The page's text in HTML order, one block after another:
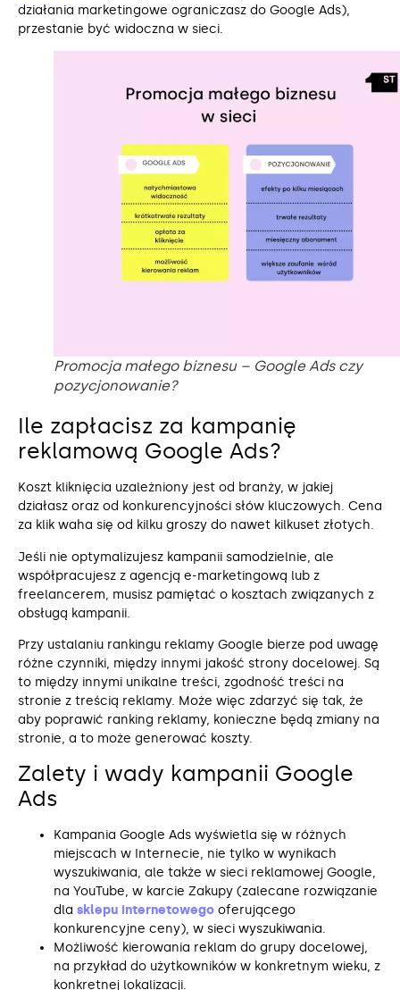
działania marketingowe ograniczasz do Google Ads),
przestanie być widoczna w sieci.
Promocja małego biznesu – Google Ads czy
pozycjonowanie?
Ile zapłacisz za kampanię
reklamową Google Ads?
Koszt kliknięcia uzależniony jest od branży, w jakiej
działasz oraz od konkurencyjności słów kluczowych. Cena
za klik waha się od kilku groszy do nawet kilkuset złotych.
Jeśli nie optymalizujesz kampanii samodzielnie, ale
współpracujesz z agencją e-marketingową lub z
freelancerem, musisz pamiętać o kosztach związanych z
obsługą kampanii.
Przy ustalaniu rankingu reklamy Google bierze pod uwagę
różne czynniki, między innymi jakość strony docelowej. Są
to między innymi unikalne treści, zgodność treści na
stronie z treścią reklamy. Może więc zdarzyć się tak, że
aby poprawić ranking reklamy, konieczne będą zmiany na
stronie, a to może generować koszty.
Zalety i wady kampanii Google
Ads
Kampania Google Ads wyświetla się w różnych
miejscach w Internecie, nie tylko w wynikach
wyszukiwania, ale także w sieci reklamowej Google,
na YouTube, w karcie Zakupy (zalecane rozwiązanie
dla sklepu internetowego oferującego
konkurencyjne ceny), w sieci wyszukiwania.
Możliwość kierowania reklam do grupy docelowej,
na przykład do użytkowników w konkretnym wieku, z
konkretnej lokalizacji.